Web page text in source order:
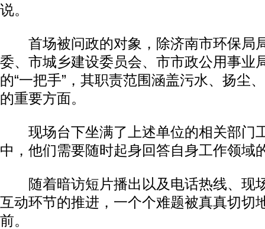
说。
首场被问政的对象，除济南市环保局
委、市城乡建设委员会、市市政公用事业
的“一把手”，其职责范围涵盖污水、扬尘
的重要方面。
现场台下坐满了上述单位的相关部门
中，他们需要随时起身回答自身工作领域
随着暗访短片播出以及电话热线、现
互动环节的推进，一个个难题被真真切切
前。